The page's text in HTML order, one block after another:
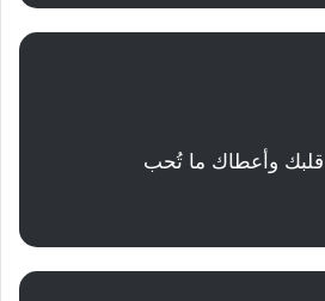
قلبك وأعطاك ما تُحب